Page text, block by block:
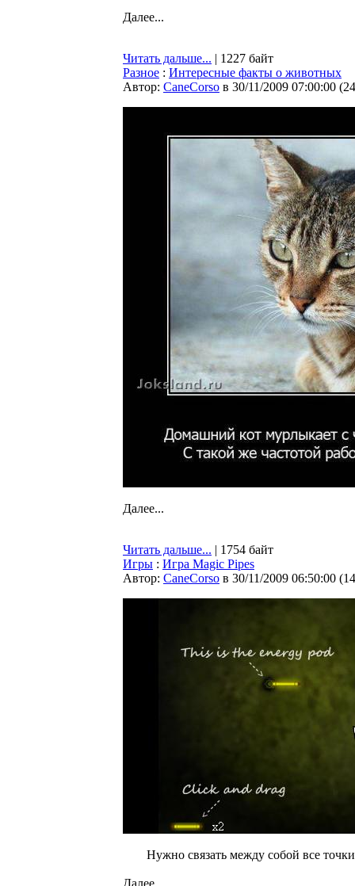
Далее...
Читать дальше... | 1227 байт
Разное : Интересные факты о животных
Автор: CaneCorso в 30/11/2009 07:00:00 (
Далее...
Читать дальше... | 1754 байт
Игры : Игра Magic Pipes
Автор: CaneCorso в 30/11/2009 06:50:00 (
Нужно связать между собой все
Далее...